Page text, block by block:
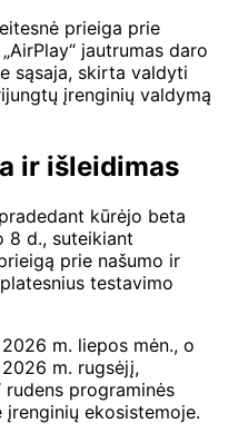
prieiga prie
jautrumas daro
sąsaja, skirta valdyti
įrenginių valdymą
ir išleidimas
kūrėjo beta
8 d., suteikiant
prie našumo ir
testavimo
m. liepos mėn., o
m. rugsėjį,
rudens programinės
ekosistemoje.